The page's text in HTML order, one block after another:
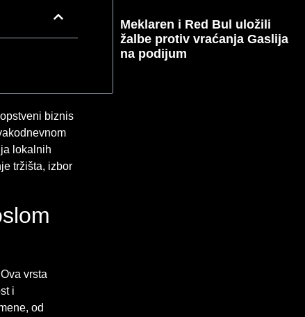
biznis
lokalnih
tržišta, izbor
vrsta
i
od
Meklaren i Red Bul uložili
žalbe protiv vraćanja Gaslija
na podijum